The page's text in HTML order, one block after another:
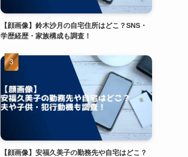
【顔画像】鈴木沙月の自宅住所はどこ？SNS・
学歴経歴・家族構成も調査！
【顔画像】安福久美子の勤務先や自宅はどこ？